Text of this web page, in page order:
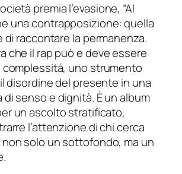
premia l’evasione, “Al
una contrapposizione: quella
di raccontare la permanenza.
che il rap può e deve essere
complessità, uno strumento
disordine del presente in una
senso e dignità. È un album
un ascolto stratificato,
l’attenzione di chi cerca
non solo un sottofondo, ma un